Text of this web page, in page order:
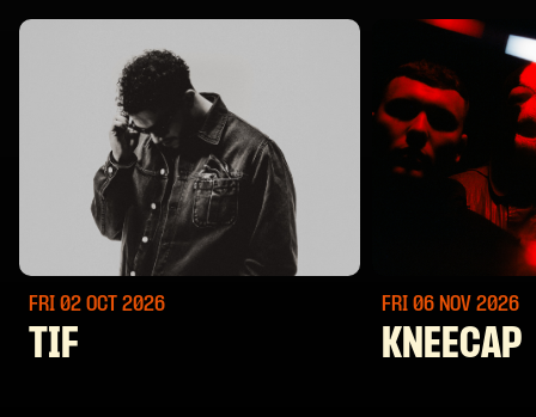
FRI 02 OCT 2026
TIF
FRI 06 NOV 2026
KNEECAP